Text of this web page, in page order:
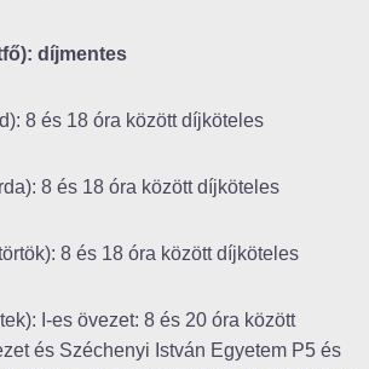
díjmentes
8 és 18 óra között díjköteles
8 és 18 óra között díjköteles
8 és 18 óra között díjköteles
I-es övezet: 8 és 20 óra között
és Széchenyi István Egyetem P5 és